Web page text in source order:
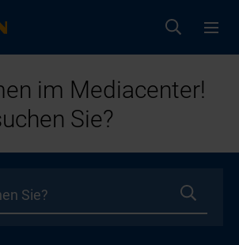
im Mediacenter!
Sie?